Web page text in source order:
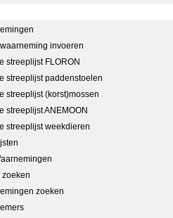
invoeren
streeplijst FLORON
streeplijst paddenstoelen
streeplijst (korst)mossen
streeplijst ANEMOON
streeplijst weekdieren
zoeken
zoeken